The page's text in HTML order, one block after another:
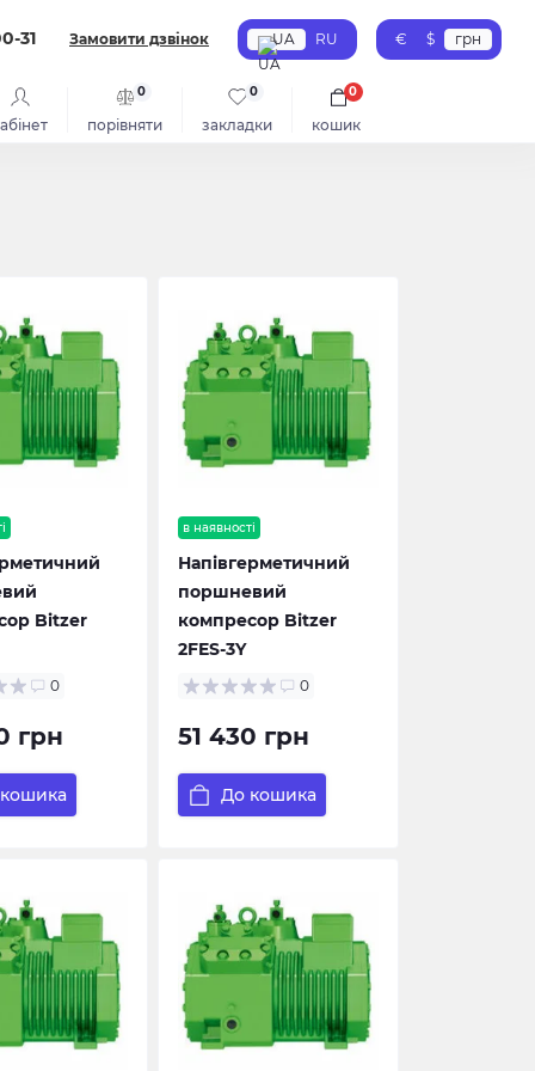
31 Замовити дзвінок UA RU € $ грн
порівняти
0
закладки
0
кошик
0
Bitzer
0
грн
в наявності
Напівгерметичний
поршневий
компресор Bitzer
2FES-3Y
0
51 430 грн
До кошика